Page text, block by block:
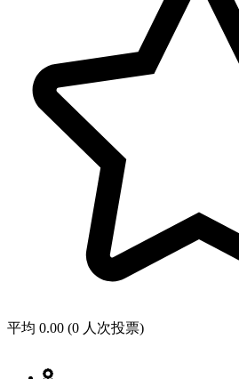
平均 0.00 (0 人次投票)